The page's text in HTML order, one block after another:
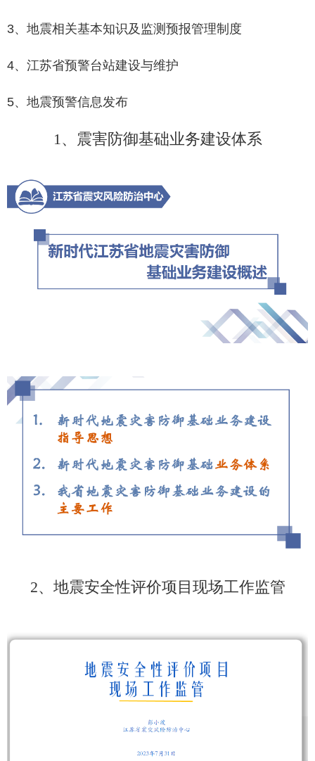
3、地震相关基本知识及监测预报管理制度
4、江苏省预警台站建设与维护
5、地震预警信息发布
1、震害防御基础业务建设体系
2、地震安全性评价项目现场工作监管